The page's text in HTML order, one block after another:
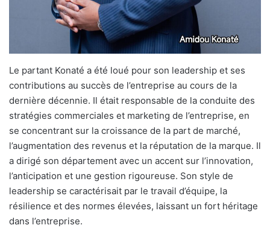
Le partant Konaté a été loué pour son leadership et ses
contributions au succès de l’entreprise au cours de la
dernière décennie. Il était responsable de la conduite des
stratégies commerciales et marketing de l’entreprise, en
se concentrant sur la croissance de la part de marché,
l’augmentation des revenus et la réputation de la marque. Il
a dirigé son département avec un accent sur l’innovation,
l’anticipation et une gestion rigoureuse. Son style de
leadership se caractérisait par le travail d’équipe, la
résilience et des normes élevées, laissant un fort héritage
dans l’entreprise.